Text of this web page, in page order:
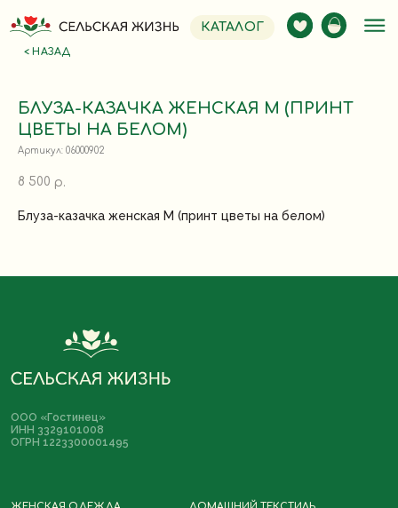
КАТАЛОГ
< НАЗАД
БЛУЗА-КАЗАЧКА ЖЕНСКАЯ M (ПРИНТ
ЦВЕТЫ НА БЕЛОМ)
Артикул: 06000902
8 500 р.
Блуза-казачка женская M (принт цветы на белом)
ООО «Гостинец»
ИНН 3329101008
ОГРН 1223300001495